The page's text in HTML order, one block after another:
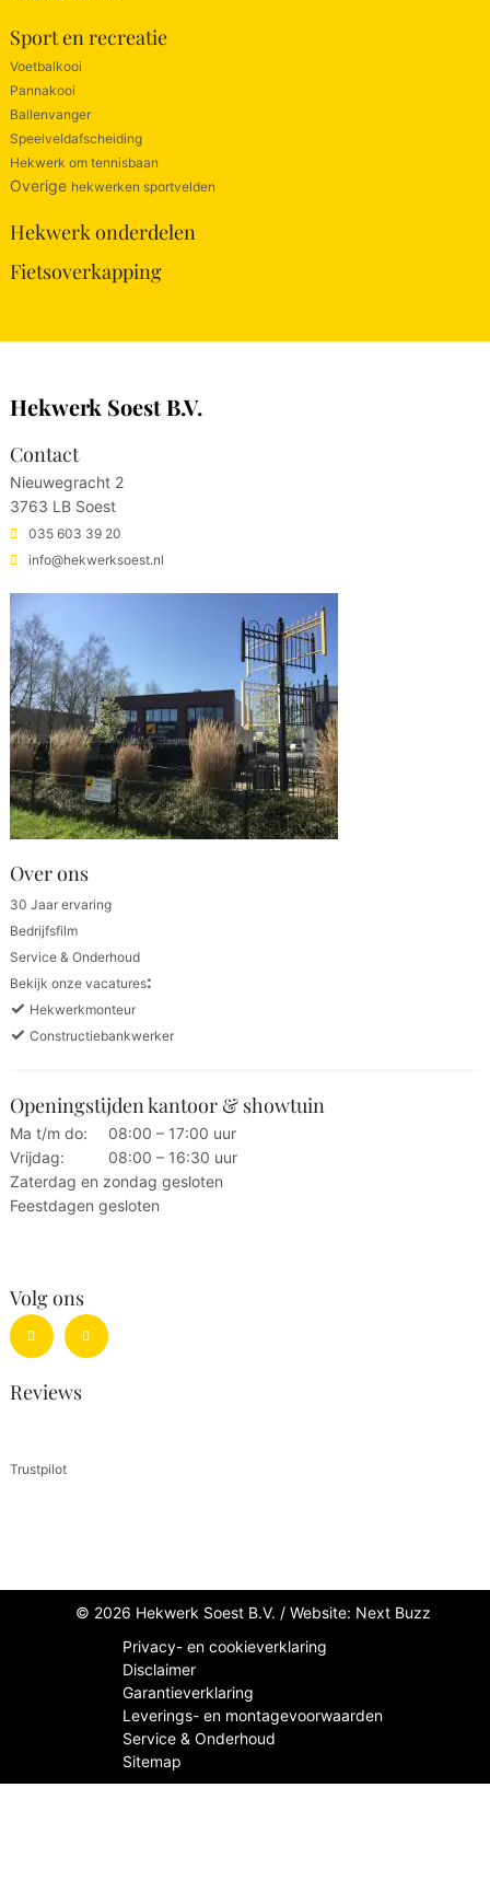
Sport en recreatie
Voetbalkooi
Pannakooi
Ballenvanger
Speelveldafscheiding
Hekwerk om tennisbaan
Overige hekwerken sportvelden
Hekwerk onderdelen
Fietsoverkapping
Hekwerk Soest B.V.
Contact
Nieuwegracht 2
3763 LB Soest
035 603 39 20
info@hekwerksoest.nl
Over ons
30 Jaar ervaring
Bedrijfsfilm
Service & Onderhoud
Bekijk onze vacatures:
✓ Hekwerkmonteur
✓ Constructiebankwerker
Openingstijden kantoor & showtuin
Ma t/m do:
08:00 – 17:00 uur
Vrijdag:
08:00 – 16:30 uur
Zaterdag en zondag gesloten
Feestdagen gesloten
Volg ons
Reviews
Trustpilot
© 2026 Hekwerk Soest B.V. / Website: Next Buzz
Privacy- en cookieverklaring
Disclaimer
Garantieverklaring
Leverings- en montagevoorwaarden
Service & Onderhoud
Sitemap